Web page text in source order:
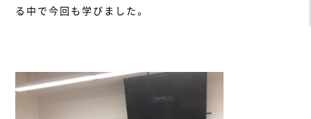
る中で今回も学びました。